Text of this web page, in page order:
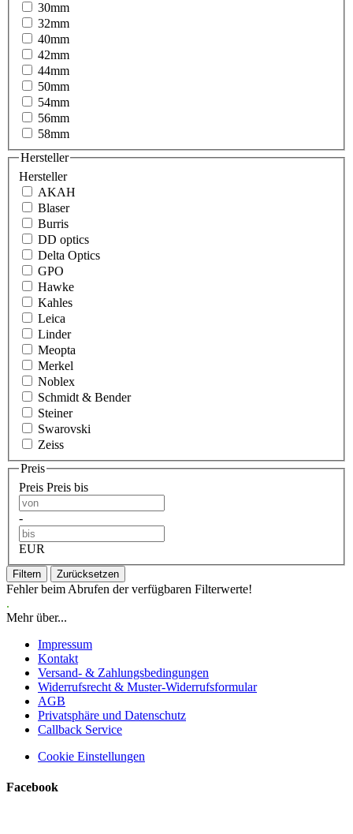
30mm
32mm
40mm
42mm
44mm
50mm
54mm
56mm
58mm
Hersteller
Hersteller
AKAH
Blaser
Burris
DD optics
Delta Optics
GPO
Hawke
Kahles
Leica
Linder
Meopta
Merkel
Noblex
Schmidt & Bender
Steiner
Swarovski
Zeiss
Preis
Preis Preis bis
-
EUR
Filtern Zurücksetzen
Fehler beim Abrufen der verfügbaren Filterwerte!
.
Mehr über...
Impressum
Kontakt
Versand- & Zahlungsbedingungen
Widerrufsrecht & Muster-Widerrufsformular
AGB
Privatsphäre und Datenschutz
Callback Service
Cookie Einstellungen
Facebook